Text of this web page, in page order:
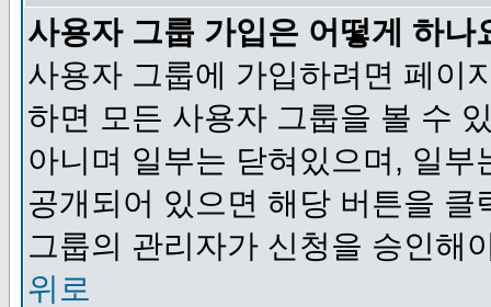
사용자 그룹 가입은 어떻게 하나
사용자 그룹에 가입하려면 페이
하면 모든 사용자 그룹을 볼 수
아니며 일부는 닫혀있으며, 일
공개되어 있으면 해당 버튼을
그룹의 관리자가 신청을 승인해
위로